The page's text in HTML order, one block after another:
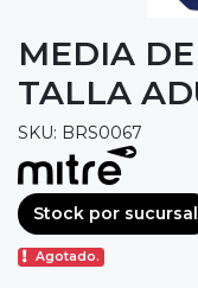
MEDIA
TALLA
SKU: BRS0067
Stock por sucursal
Agotado.